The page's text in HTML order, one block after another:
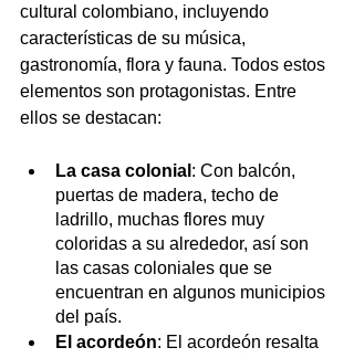
cultural colombiano, incluyendo
características de su música,
gastronomía, flora y fauna. Todos estos
elementos son protagonistas. Entre
ellos se destacan:
La casa colonial : Con balcón,
puertas de madera, techo de
ladrillo, muchas flores muy
coloridas a su alrededor, así son
las casas coloniales que se
encuentran en algunos municipios
del país.
El acordeón: El acordeón resalta